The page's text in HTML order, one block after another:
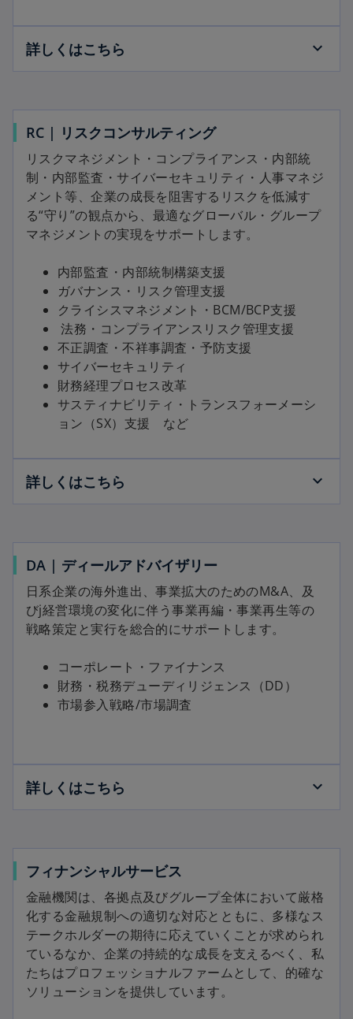
詳しくはこちら
RC | リスクコンサルティング
リスクマネジメント・コンプライアンス・内部統
制・内部監査・サイバーセキュリティ・人事マネジ
メント等、企業の成長を阻害するリスクを低減す
る“守り”の観点から、最適なグローバル・グループ
マネジメントの実現をサポートします。
内部監査・内部統制構築支援
ガバナンス・リスク管理支援
クライシスマネジメント・BCM/BCP支援
法務・コンプライアンスリスク管理支援
不正調査・不祥事調査・予防支援
サイバーセキュリティ
財務経理プロセス改革
サスティナビリティ・トランスフォーメーシ
ョン（SX）支援 など
詳しくはこちら
DA | ディールアドバイザリー
日系企業の海外進出、事業拡大のためのM&A、及
びj経営環境の変化に伴う事業再編・事業再生等の
戦略策定と実行を総合的にサポートします。
コーポレート・ファイナンス
財務・税務デューディリジェンス（DD）
市場参入戦略/市場調査
詳しくはこちら
フィナンシャルサービス
金融機関は、各拠点及びグループ全体において厳格
化する金融規制への適切な対応とともに、多様なス
テークホルダーの期待に応えていくことが求められ
ているなか、企業の持続的な成長を支えるべく、私
たちはプロフェッショナルファームとして、的確な
ソリューションを提供しています。